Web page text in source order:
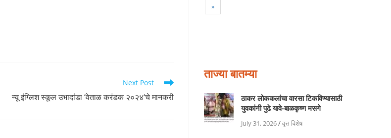
Next Post
न्यू इंग्लिश स्कूल उभादांडा ‘वेताळ करंडक २०२४‘चे मानकरी
»
ताज्या बातम्या
ठाकर लोककलांचा वारसा टिकविण्यासाठी
युवकांनी पुढे यावे-बाळकृष्ण मसगे
July 31, 2026/वृत्त विशेष